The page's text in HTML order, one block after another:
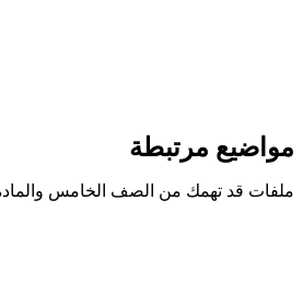
مواضيع مرتبطة
ملفات قد تهمك من الصف الخامس